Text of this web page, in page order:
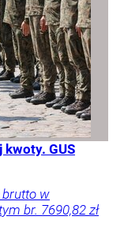
kwoty. GUS
w
br. 7690,82 zł